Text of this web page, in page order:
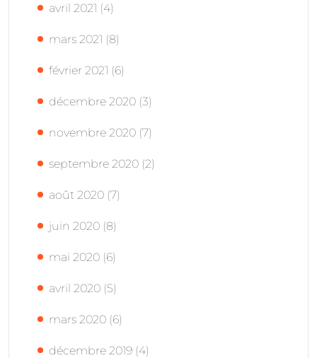
avril 2021 (4)
mars 2021 (8)
février 2021 (6)
décembre 2020 (3)
novembre 2020 (7)
septembre 2020 (2)
août 2020 (7)
juin 2020 (8)
mai 2020 (6)
avril 2020 (5)
mars 2020 (6)
décembre 2019 (4)